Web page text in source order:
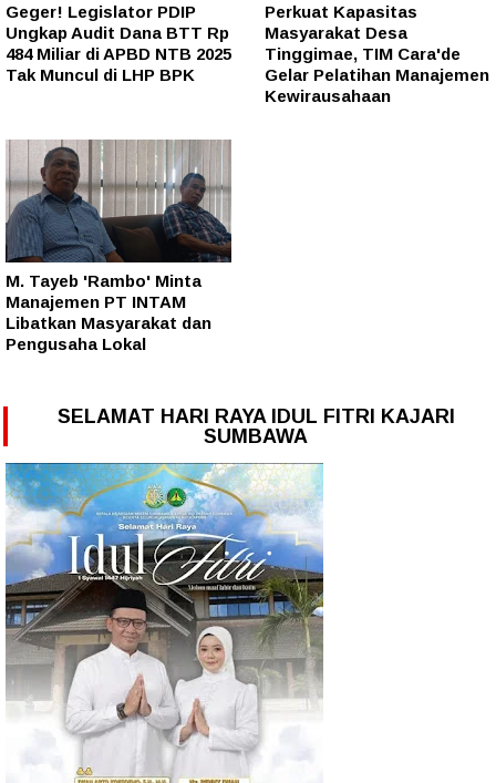
Geger! Legislator PDIP
Ungkap Audit Dana BTT Rp
484 Miliar di APBD NTB 2025
Tak Muncul di LHP BPK
Perkuat Kapasitas
Masyarakat Desa
Tinggimae, TIM Cara'de
Gelar Pelatihan Manajemen
Kewirausahaan
M. Tayeb 'Rambo' Minta
Manajemen PT INTAM
Libatkan Masyarakat dan
Pengusaha Lokal
SELAMAT HARI RAYA IDUL FITRI KAJARI
SUMBAWA